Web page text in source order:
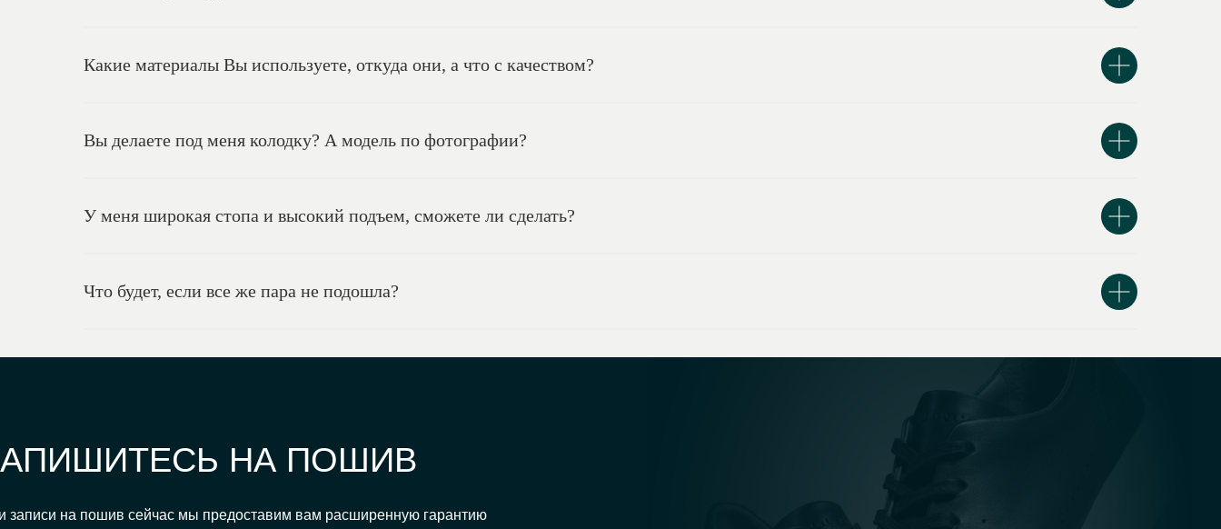
Какие материалы Вы используете, откуда они, а что с качеством?
Вы делаете под меня колодку? А модель по фотографии?
У меня широкая стопа и высокий подъем, сможете ли сделать?
Что будет, если все же пара не подошла?
записи на пошив сейчас мы предоставим вам расширенную гарантию
НА ПОШИВ